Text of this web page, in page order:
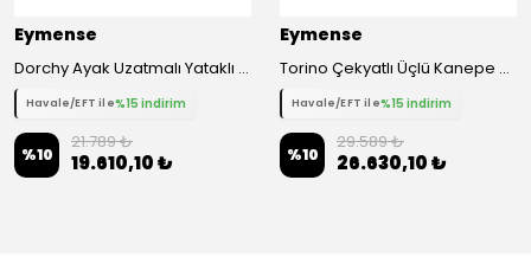
Eymense
Dorchy Ayak Uzatmalı Yataklı Berjer
Havale/EFT ile%15 indirim
%10
21.789 ₺
19.610,10 ₺
Eymense
Torino Çekyatlı Üçlü Kanepe Çekyat
Havale/EFT ile%15 indirim
%10
29.589 ₺
26.630,10 ₺